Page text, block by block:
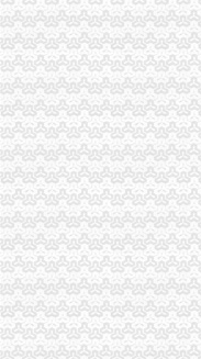
郭翔副局分公司营业执照注
荣昌局重庆注销税务采取四
城口局构筑“四道防线”分公
石柱局“三落实”代办注销分
高新园“守重”重庆注销税务
秀山局积推动县城水果批发
陈文渝副局重庆注销分公司
市局发布红盾示信息：代办
江苏省连云港市工商局到大
黔江局与厦门市重庆注销分
我市代办注销分公司已成立
合川局重庆注销税务三项措
永川局开展注册登记“优质服
大足局重庆注销分公司组织
奉节局重庆注销分公司扎实